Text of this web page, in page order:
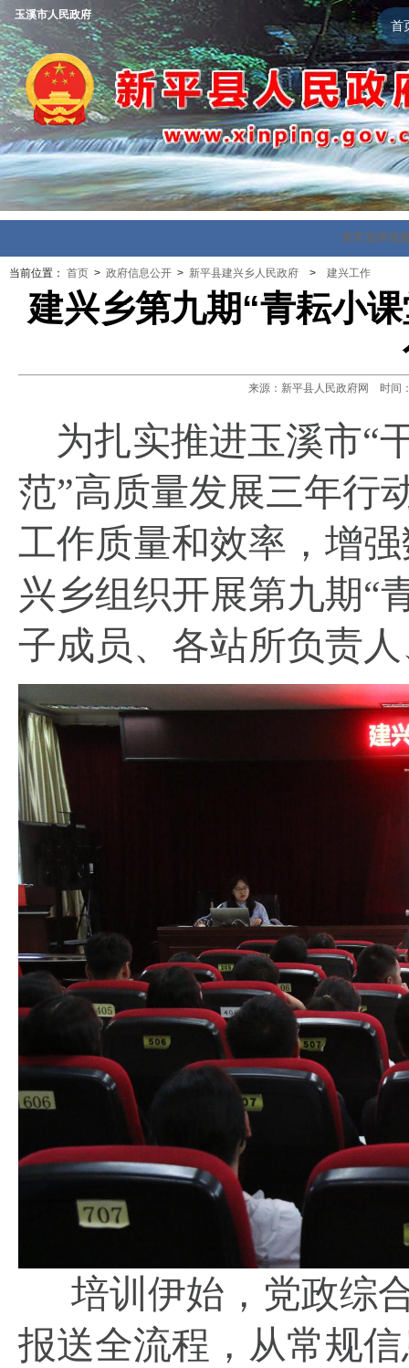
首
玉溪市人民政府
首页 政府信
当前位置： 首页 > 政府信息公开 > 新平县建兴乡人民政府 > 建兴工作
建兴乡第九期“青耘小
来源：新平县人民政府网 时间
为扎实推进玉溪市“
范”高质量发展三年行
工作质量和效率，增
兴乡组织开展第九期“
子成员、各站所负责
培训伊始，党政综
报送全流程，从常规